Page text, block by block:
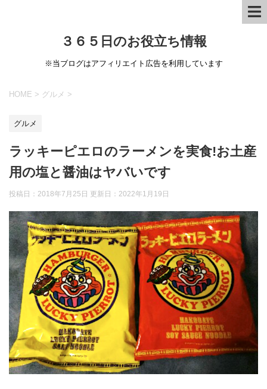
３６５日のお役立ち情報
※当ブログはアフィリエイト広告を利用しています
HOME > グルメ >
グルメ
ラッキーピエロのラーメンを実食!お土産
用の塩と醤油はヤバいです
投稿日：2018年7月25日 更新日： 2022年1月19日